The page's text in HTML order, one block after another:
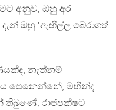
අනුව, ඔහු අර
ඔහු ‘ඇඟිල්ල බේරාගත්
නැත්නම්
පෙනෙන්නේ, මහින්ද
තිබුණේ, රාජපක්ෂට